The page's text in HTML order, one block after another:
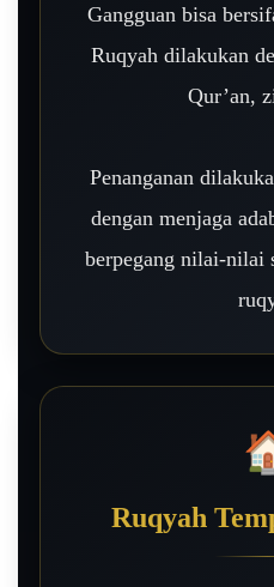
Gangguan bisa
Ruqyah dilakukan
Qur’an,
Penanganan
dengan menjaga
berpegang nilai-nilai
Ruqyah